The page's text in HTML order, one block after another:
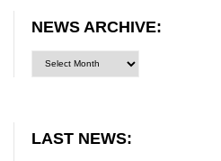
NEWS ARCHIVE:
LAST NEWS: